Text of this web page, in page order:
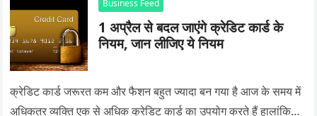
Business Feed
1 अप्रैल से बदल जाएंगे क्रेडिट कार्ड के
नियम, जान लीजिए ये नियम
क्रेडिट कार्ड जरूरत कम और फैशन बहुत ज्यादा बन गया है आज के समय में
अधिकतर व्यक्ति एक से अधिक क्रेडिट कार्ड का उपयोग करते हैं हालांकि…